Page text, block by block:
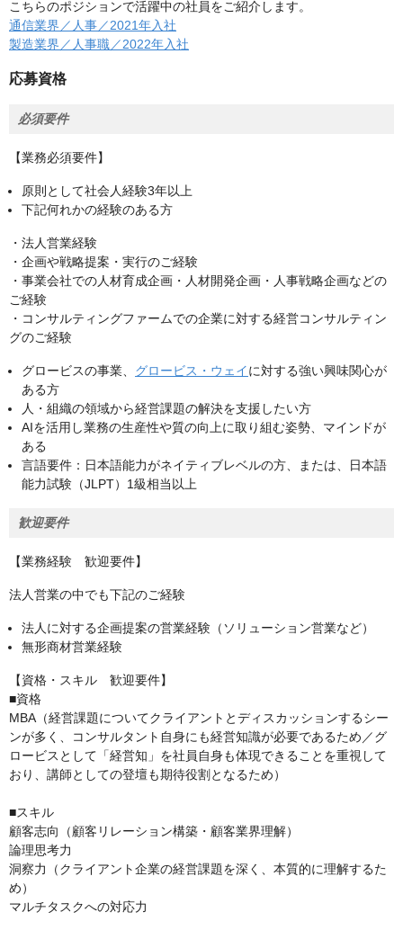
こちらのポジションで活躍中の社員をご紹介します。
通信業界／人事／2021年入社
製造業界／人事職／2022年入社
応募資格
必須要件
【業務必須要件】
原則として社会人経験3年以上
下記何れかの経験のある方
・法人営業経験
・企画や戦略提案・実行のご経験
・事業会社での人材育成企画・人材開発企画・人事戦略企画などの
ご経験
・コンサルティングファームでの企業に対する経営コンサルティン
グのご経験
グロービスの事業、 グロービス・ウェイに対する強い興味関心が
ある方
人・組織の領域から経営課題の解決を支援したい方
AIを活用し業務の生産性や質の向上に取り組む姿勢、マインドが
ある
言語要件：日本語能力がネイティブレベルの方、または、日本語
能力試験（JLPT）1級相当以上
歓迎要件
【業務経験 歓迎要件】
法人営業の中でも下記のご経験
法人に対する企画提案の営業経験（ソリューション営業など）
無形商材営業経験
【資格・スキル 歓迎要件】
■資格
MBA（経営課題についてクライアントとディスカッションするシー
ンが多く、コンサルタント自身にも経営知識が必要であるため／グ
ロービスとして「経営知」を社員自身も体現できることを重視して
おり、講師としての登壇も期待役割となるため）
■スキル
顧客志向（顧客リレーション構築・顧客業界理解）
論理思考力
洞察力（クライアント企業の経営課題を深く、本質的に理解するた
め）
マルチタスクへの対応力